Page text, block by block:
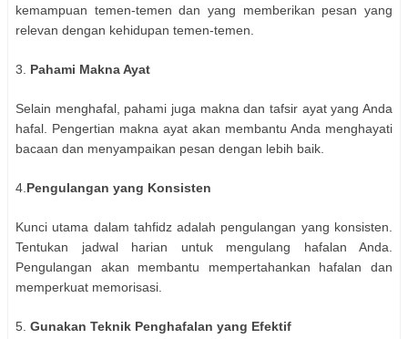
kemampuan temen-temen dan yang memberikan pesan yang
relevan dengan kehidupan temen-temen.
3. Pahami Makna Ayat
Selain menghafal, pahami juga makna dan tafsir ayat yang Anda
hafal. Pengertian makna ayat akan membantu Anda menghayati
bacaan dan menyampaikan pesan dengan lebih baik.
4. Pengulangan yang Konsisten
Kunci utama dalam tahfidz adalah pengulangan yang konsisten.
Tentukan jadwal harian untuk mengulang hafalan Anda.
Pengulangan akan membantu mempertahankan hafalan dan
memperkuat memorisasi.
5. Gunakan Teknik Penghafalan yang Efektif